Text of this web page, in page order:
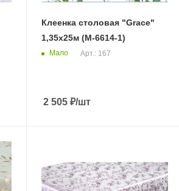
Клеенка столовая "Grace"
1,35х25м (M-6614-1)
Мало Арт.: 167
2 505 ₽/шт